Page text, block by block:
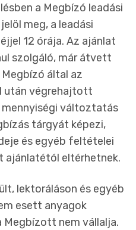
a Megbízó leadási
meg, a leadási
12 órája. Az ajánlat
szolgáló, már átvett
által az
után végrehajtott
változtatás
tárgyát képezi,
és egyéb feltételei
ajánlatétól eltérhetnek.
lektoráláson és egyéb
esett anyagok
nem vállalja.